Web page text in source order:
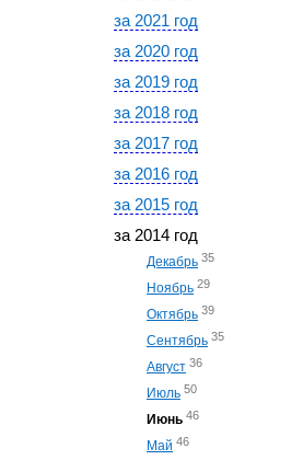
за 2021 год
за 2020 год
за 2019 год
за 2018 год
за 2017 год
за 2016 год
за 2015 год
за 2014 год
Декабрь 35
Ноябрь 29
Октябрь 39
Сентябрь 35
Август 36
Июль 50
Июнь 46
Май 46